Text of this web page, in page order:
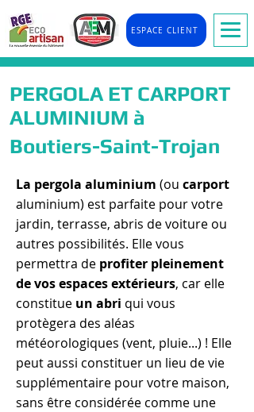
ESPACE CLIENT
PERGOLA ET CARPORT
ALUMINIUM à
Boutiers-Saint-Trojan
La pergola aluminium (ou carport
aluminium) est parfaite pour votre
jardin, terrasse, abris de voiture ou
autres possibilités. Elle vous
permettra de profiter pleinement
de vos espaces extérieurs, car elle
constitue un abri qui vous
protègera des aléas
météorologiques (vent, pluie...) ! Elle
peut aussi constituer un lieu de vie
supplémentaire pour votre maison,
sans être considérée comme une